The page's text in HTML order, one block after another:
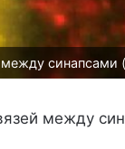
синапсами
между